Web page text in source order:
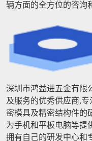
辆方面的全方位的咨询
深圳市鸿益进五金有限
及服务的优秀供应商,
密模具及精密结构件的
为手机和平板电脑等提
拥有自己的研发中心和